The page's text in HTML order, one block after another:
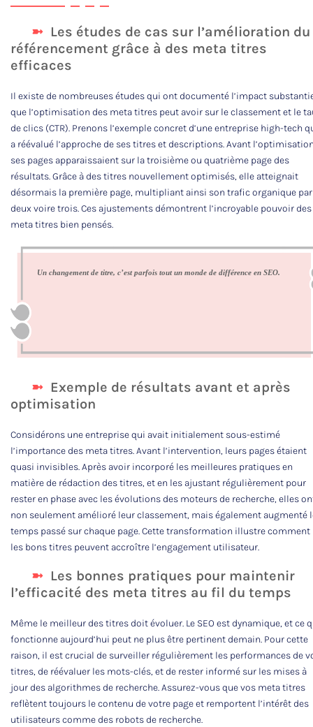
Les études de cas sur l’amélioration du
référencement grâce à des meta titres
efficaces
Il existe de nombreuses études qui ont documenté l’impact
que l’optimisation des meta titres peut avoir sur le classement et le
de clics (CTR). Prenons l’exemple concret d’une entreprise high-tech
a réévalué l’approche de ses titres et descriptions. Avant
ses pages apparaissaient sur la troisième ou quatrième page des
résultats. Grâce à des titres nouvellement optimisés, elle atteignait
désormais la première page, multipliant ainsi son trafic organique par
deux voire trois. Ces ajustements démontrent l’incroyable pouvoir des
meta titres bien pensés.
Un changement de titre, c’est parfois tout un monde de différence en SEO.
Exemple de résultats avant et après
optimisation
Considérons une entreprise qui avait initialement sous-estimé
l’importance des meta titres. Avant l’intervention, leurs pages étaient
quasi invisibles. Après avoir incorporé les meilleures pratiques en
matière de rédaction des titres, et en les ajustant régulièrement pour
rester en phase avec les évolutions des moteurs de recherche, elles
non seulement amélioré leur classement, mais également augmenté
temps passé sur chaque page. Cette transformation illustre comment
les bons titres peuvent accroître l’engagement utilisateur.
Les bonnes pratiques pour maintenir
l’efficacité des meta titres au fil du temps
Même le meilleur des titres doit évoluer. Le SEO est dynamique, et ce
fonctionne aujourd’hui peut ne plus être pertinent demain. Pour cette
raison, il est crucial de surveiller régulièrement les performances de
titres, de réévaluer les mots-clés, et de rester informé sur les mises à
jour des algorithmes de recherche. Assurez-vous que vos meta titres
reflètent toujours le contenu de votre page et remportent l’intérêt des
utilisateurs comme des robots de recherche.